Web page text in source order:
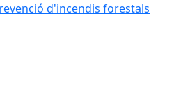
d'incendis forestals